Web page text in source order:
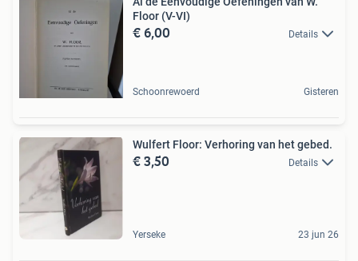
Floor (V-VI)
€ 6,00 Details
Schoonrewoerd Gisteren
Wulfert Floor: Verhoring van het gebed.
€ 3,50 Details
Yerseke 23 jun 26